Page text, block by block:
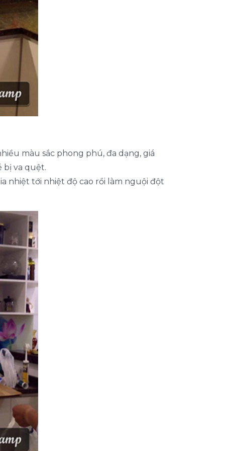
màu sắc phong phú, đa dạng, giá
bị va quệt.
nhiệt tới nhiệt độ cao rồi làm nguội đột